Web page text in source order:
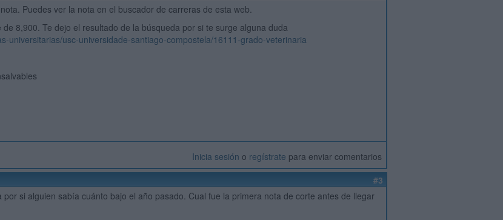
Puedes ver la nota en el buscador de carreras de esta web.
8,900. Te dejo el resultado de la búsqueda por si te surge alguna duda
universitarias/usc-universidade-santiago-compostela/16111-grado-veterinaria
Inicia sesión o regístrate para enviar comentarios
#3
si alguien sabía cuánto bajo el año pasado. Cual fue la primera nota de corte antes de llegar